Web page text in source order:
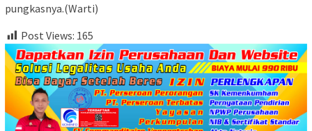
pungkasnya.(Warti)
Post Views: 165